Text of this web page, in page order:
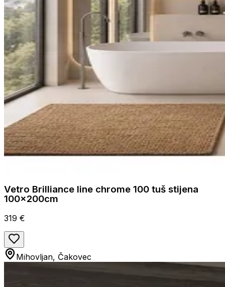
Vetro Brilliance line chrome 100 tuš stijena
100x200cm
319 €
Mihovljan, Čakovec